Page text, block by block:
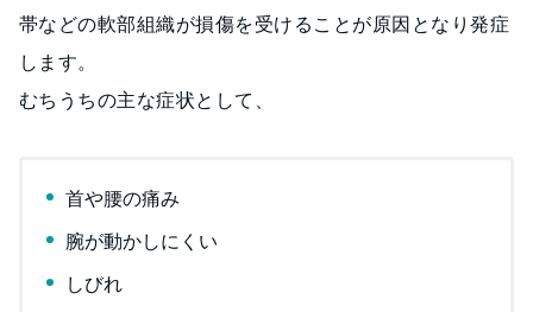
帯などの軟部組織が損傷を受けることが原因となり発症
します。
むちうちの主な症状として、
首や腰の痛み
腕が動かしにくい
しびれ